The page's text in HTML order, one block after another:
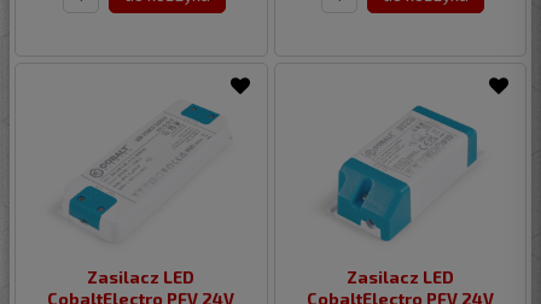
Zasilacz LED
CobaltElectro PFV 24V
Zasilacz LED
CobaltElectro PFV 24V